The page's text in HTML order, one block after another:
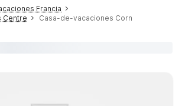
Francia
Centre
Casa-de-vacaciones Corn